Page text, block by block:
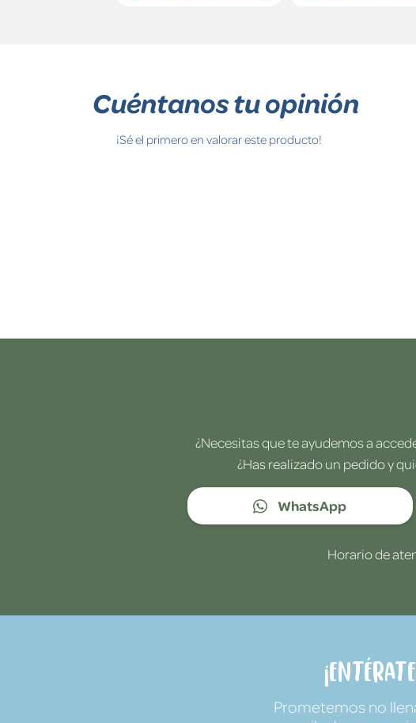
Cuéntanos tu opinión
¡Sé el primero en valorar este producto!
¿Necesitas que te ayudemos a
¿Has realizado un pedido y
WhatsApp
Horario de
Prometemos no